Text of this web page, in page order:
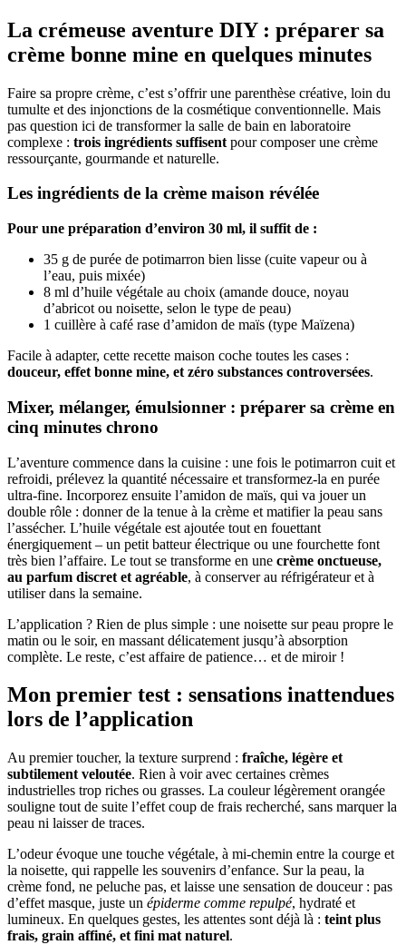
La crémeuse aventure DIY : préparer sa
crème bonne mine en quelques minutes
Faire sa propre crème, c’est s’offrir une parenthèse créative, loin du
tumulte et des injonctions de la cosmétique conventionnelle. Mais
pas question ici de transformer la salle de bain en laboratoire
complexe : trois ingrédients suffisent pour composer une crème
ressourçante, gourmande et naturelle.
Les ingrédients de la crème maison révélée
Pour une préparation d’environ 30 ml, il suffit de :
35 g de purée de potimarron bien lisse (cuite vapeur ou à
l’eau, puis mixée)
8 ml d’huile végétale au choix (amande douce, noyau
d’abricot ou noisette, selon le type de peau)
1 cuillère à café rase d’amidon de maïs (type Maïzena)
Facile à adapter, cette recette maison coche toutes les cases :
douceur, effet bonne mine, et zéro substances controversées.
Mixer, mélanger, émulsionner : préparer sa crème en
cinq minutes chrono
L’aventure commence dans la cuisine : une fois le potimarron cuit et
refroidi, prélevez la quantité nécessaire et transformez-la en purée
ultra-fine. Incorporez ensuite l’amidon de maïs, qui va jouer un
double rôle : donner de la tenue à la crème et matifier la peau sans
l’assécher. L’huile végétale est ajoutée tout en fouettant
énergiquement – un petit batteur électrique ou une fourchette font
très bien l’affaire. Le tout se transforme en une crème onctueuse,
au parfum discret et agréable, à conserver au réfrigérateur et à
utiliser dans la semaine.
L’application ? Rien de plus simple : une noisette sur peau propre le
matin ou le soir, en massant délicatement jusqu’à absorption
complète. Le reste, c’est affaire de patience… et de miroir !
Mon premier test : sensations inattendues
lors de l’application
Au premier toucher, la texture surprend : fraîche, légère et
subtilement veloutée. Rien à voir avec certaines crèmes
industrielles trop riches ou grasses. La couleur légèrement orangée
souligne tout de suite l’effet coup de frais recherché, sans marquer la
peau ni laisser de traces.
L’odeur évoque une touche végétale, à mi-chemin entre la courge et
la noisette, qui rappelle les souvenirs d’enfance. Sur la peau, la
crème fond, ne peluche pas, et laisse une sensation de douceur : pas
d’effet masque, juste un épiderme comme repulpé, hydraté et
lumineux. En quelques gestes, les attentes sont déjà là : teint plus
frais, grain affiné, et fini mat naturel.